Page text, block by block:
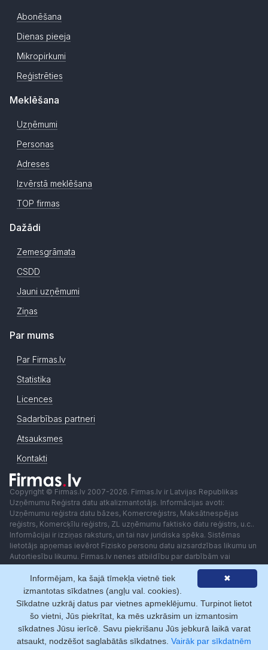
Abonēšana
Dienas pieeja
Mikropirkumi
Reģistrēties
Meklēšana
Uzņēmumi
Personas
Adreses
Izvērstā meklēšana
TOP firmas
Dažādi
Zemesgrāmata
CSDD
Jauni uzņēmumi
Ziņas
Par mums
Par Firmas.lv
Statistika
Licences
Sadarbības partneri
Atsauksmes
Kontakti
Copyright © Firmas.lv 2007-2026. Firmas.lv ir Latvijas Republikas
Uzņēmumu Reģistra datu atkalizmantotājs. Informācijas avoti:
Uzņēmumu reģistra datu bāzes, Komercreģistrs, Maksātnespējas
reģistrs, Komercķīlu reģistrs, ZL uzņēmumu faktisko datu reģistrs, u.c..
Informācijai ir izziņas raksturs, un tai nav juridiska spēka. Sistēmas
lietotājs apņemas ievērot Fizisko personu datu aizsardzības likumu un
Autortiesību likumu. Firmas.lv nenes atbildību par darbībām vai
lēmumiem, kas balstīti uz saņemto pakalpojumu. Lietotājam aizliegts
izmantot jebkādas automatizētas sistēmas vai iekārtas (robotus)
piekļuvei sistēmai bez rakstiskas saskaņošanas ar Firmas.lv. Galvenā
redaktore: Ingūna Pempere.
Lietošanas noteikumi
Privātuma politika Norēķini ar
✖
Informējam, ka šajā tīmekļa vietnē tiek
izmantotas sīkdatnes (angļu val. cookies).
Sīkdatne uzkrāj datus par vietnes apmeklējumu. Turpinot lietot
šo vietni, Jūs piekrītat, ka mēs uzkrāsim un izmantosim
sīkdatnes Jūsu ierīcē. Savu piekrišanu Jūs jebkurā laikā varat
atsaukt, nodzēšot saglabātās sīkdatnes. Vairāk par sīkdatnēm